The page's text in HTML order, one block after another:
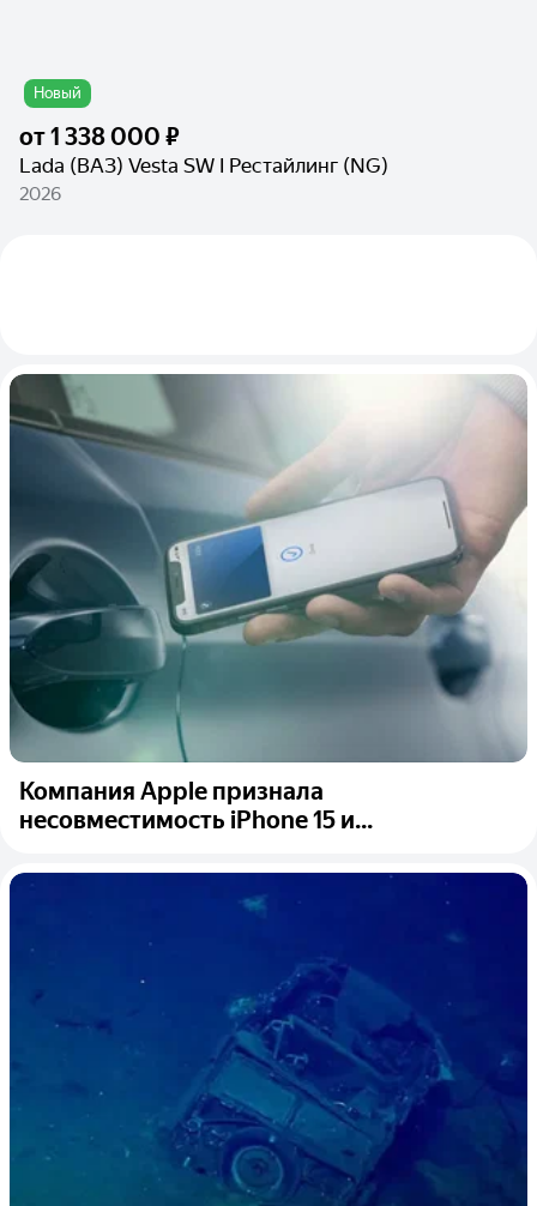
Новый
от1 338 000 ₽
Lada (ВАЗ) Vesta SW I Рестайлинг (NG)
2026
Компания Apple признала
несовместимость iPhone 15 и...